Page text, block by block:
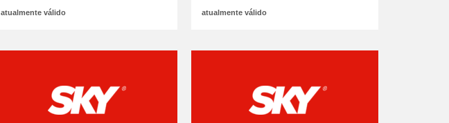
atualmente válido atualmente válido